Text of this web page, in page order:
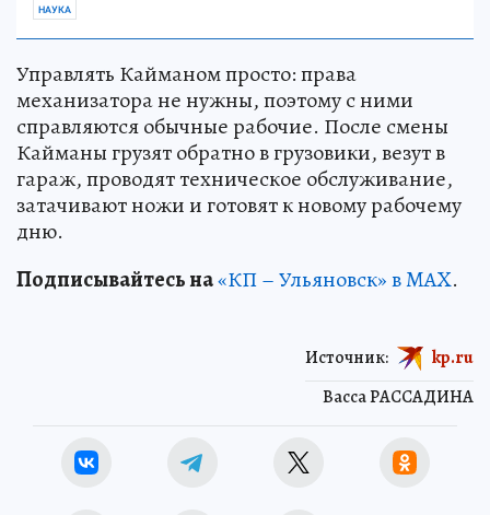
НАУКА
Управлять Кайманом просто: права
механизатора не нужны, поэтому с ними
справляются обычные рабочие. После смены
Кайманы грузят обратно в грузовики, везут в
гараж, проводят техническое обслуживание,
затачивают ножи и готовят к новому рабочему
дню.
Подписывайтесь на«КП – Ульяновск» в MAX.
Васса РАССАДИНА
Источник: kp.ru